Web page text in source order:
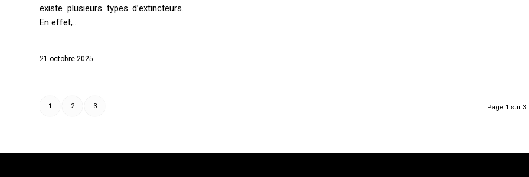
existe plusieurs types d’extincteurs.
En effet,…
21 octobre 2025
Page 1 sur 3
1 2 3